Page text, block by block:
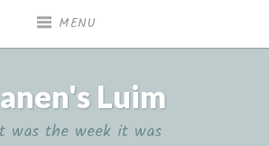
MENU
Luim
was the week it was